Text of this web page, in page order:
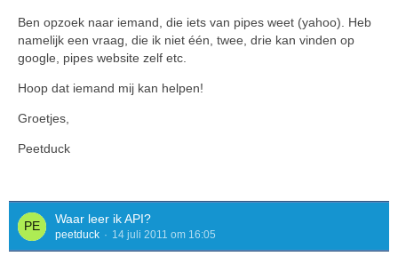
Ben opzoek naar iemand, die iets van pipes weet (yahoo). Heb
namelijk een vraag, die ik niet één, twee, drie kan vinden op
google, pipes website zelf etc.
Hoop dat iemand mij kan helpen!
Groetjes,
Peetduck
Waar leer ik API?
peetduck 14 juli 2011 om 16:05